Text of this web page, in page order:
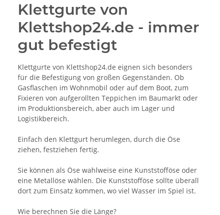
Klettgurte von
Klettshop24.de - immer
gut befestigt
Klettgurte von Klettshop24.de eignen sich besonders
für die Befestigung von großen Gegenständen. Ob
Gasflaschen im Wohnmobil oder auf dem Boot, zum
Fixieren von aufgerollten Teppichen im Baumarkt oder
im Produktionsbereich, aber auch im Lager und
Logistikbereich.
Einfach den Klettgurt herumlegen, durch die Öse
ziehen, festziehen fertig.
Sie können als Öse wahlweise eine Kunststofföse oder
eine Metallöse wählen. Die Kunststofföse sollte überall
dort zum Einsatz kommen, wo viel Wasser im Spiel ist.
Wie berechnen Sie die Länge?